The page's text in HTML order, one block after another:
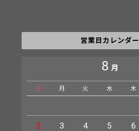
営業日カレンダー
8 月
日 月 火 水 木
2
3 4 5 6